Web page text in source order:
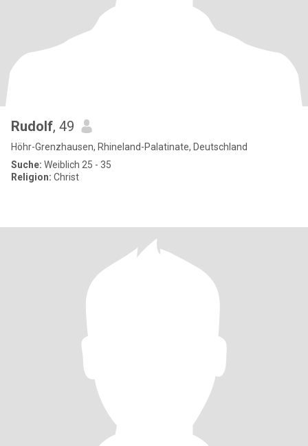
Rudolf, 49
Höhr-Grenzhausen, Rhineland-Palatinate, Deutschland
Suche: Weiblich 25 - 35
Religion: Christ